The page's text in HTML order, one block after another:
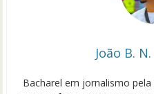
João B.
Bacharel em jornalismo